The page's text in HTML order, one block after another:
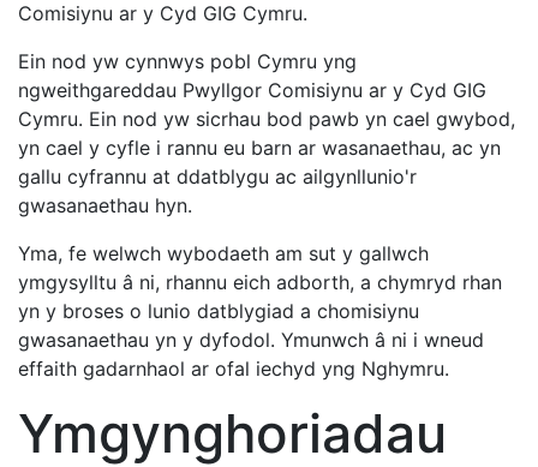
Comisiynu ar y Cyd GIG Cymru.
Ein nod yw cynnwys pobl Cymru yng
ngweithgareddau Pwyllgor Comisiynu ar y Cyd GIG
Cymru. Ein nod yw sicrhau bod pawb yn cael gwybod,
yn cael y cyfle i rannu eu barn ar wasanaethau, ac yn
gallu cyfrannu at ddatblygu ac ailgynllunio'r
gwasanaethau hyn.
Yma, fe welwch wybodaeth am sut y gallwch
ymgysylltu â ni, rhannu eich adborth, a chymryd rhan
yn y broses o lunio datblygiad a chomisiynu
gwasanaethau yn y dyfodol. Ymunwch â ni i wneud
effaith gadarnhaol ar ofal iechyd yng Nghymru.
Ymgynghoriadau